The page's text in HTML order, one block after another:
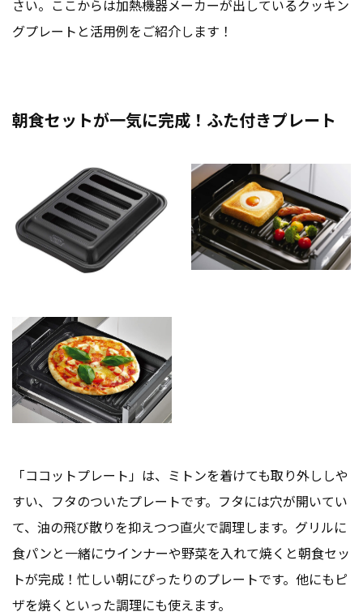
さい。ここからは加熱機器メーカーが出しているクッキン
グプレートと活用例をご紹介します！
朝食セットが一気に完成！ふた付きプレート
「ココットプレート」は、ミトンを着けても取り外ししや
すい、フタのついたプレートです。フタには穴が開いてい
て、油の飛び散りを抑えつつ直火で調理します。グリルに
食パンと一緒にウインナーや野菜を入れて焼くと朝食セッ
トが完成！忙しい朝にぴったりのプレートです。他にもピ
ザを焼くといった調理にも使えます。